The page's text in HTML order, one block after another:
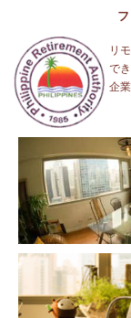
リ
で
企業